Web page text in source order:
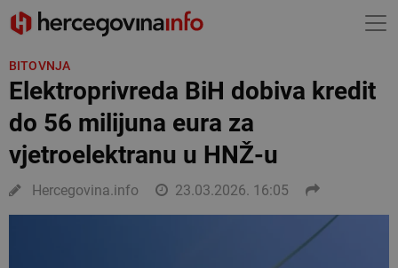
BITOVNJA
Elektroprivreda BiH dobiva kredit
do 56 milijuna eura za
vjetroelektranu u HNŽ-u
Hercegovina.info 23.03.2026. 16:05